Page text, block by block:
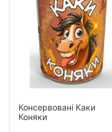
Консервовані Каки
Коняки